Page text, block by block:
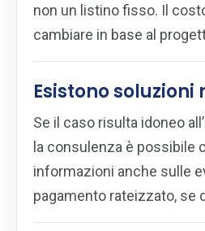
non un listino fisso. Il
cambiare in base al
Esistono soluzioni
Se il caso risulta idoneo
la consulenza è possibile
informazioni anche sulle
pagamento rateizzato, se